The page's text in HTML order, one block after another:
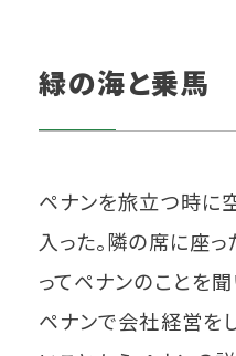
緑の海と乗馬
ペナンを旅立つ時に
入った。隣の席に座
ってペナンのことを
ペナンで会社経営を